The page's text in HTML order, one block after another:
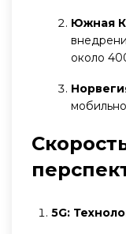
Южная
около
5G: